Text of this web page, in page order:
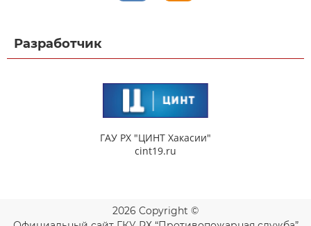
Разработчик
ГАУ РХ "ЦИНТ Хакасии"
cint19.ru
2026 Copyright ©